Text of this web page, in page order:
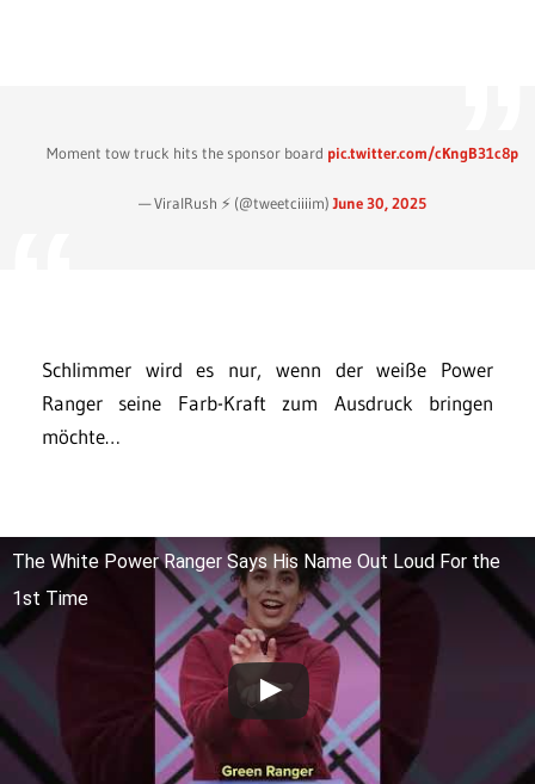
Moment tow truck hits the sponsor board pic.twitter.com/cKngB31c8p
— ViralRush ⚡ (@tweetciiiim)June 30, 2025
Schlimmer wird es nur, wenn der weiße Power
Ranger seine Farb-Kraft zum Ausdruck bringen
möchte…
The White Power Ranger Says His Name Out Loud For the
1st Time